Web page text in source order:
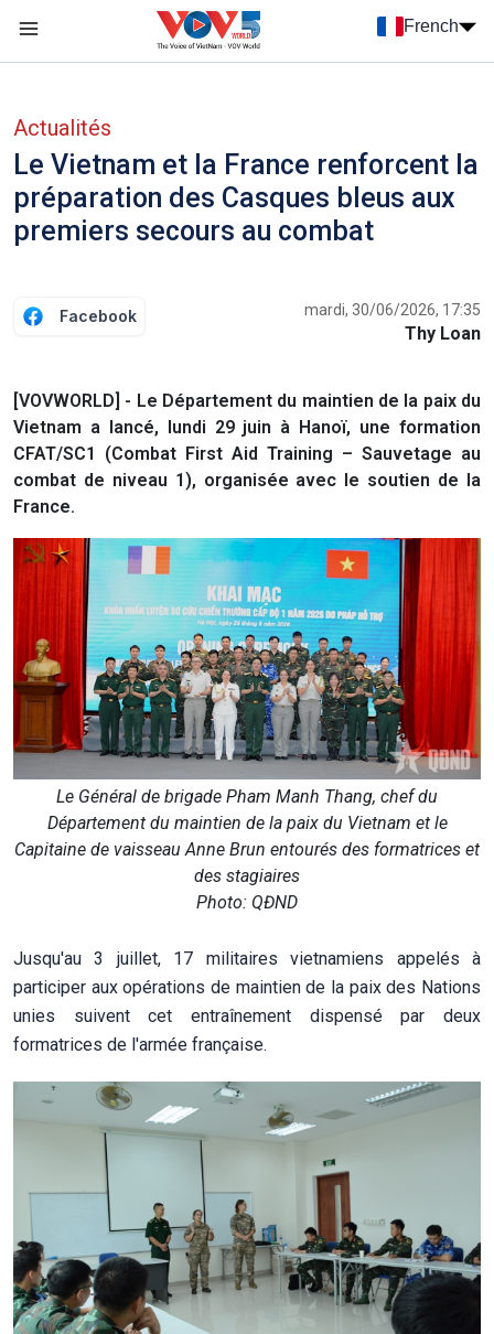
French
Actualités
Le Vietnam et la France renforcent la
préparation des Casques bleus aux
premiers secours au combat
Facebook mardi, 30/06/2026, 17:35
Thy Loan
[VOVWORLD] - Le Département du maintien de la paix du
Vietnam a lancé, lundi 29 juin à Hanoï, une formation
CFAT/SC1 (Combat First Aid Training – Sauvetage au
combat de niveau 1), organisée avec le soutien de la
France.
Le Général de brigade Pham Manh Thang, chef du
Département du maintien de la paix du Vietnam et le
Capitaine de vaisseau Anne Brun entourés des formatrices et
des stagiaires
Photo: QĐND
Jusqu'au 3 juillet, 17 militaires vietnamiens appelés à
participer aux opérations de maintien de la paix des Nations
unies suivent cet entraînement dispensé par deux
formatrices de l'armée française.